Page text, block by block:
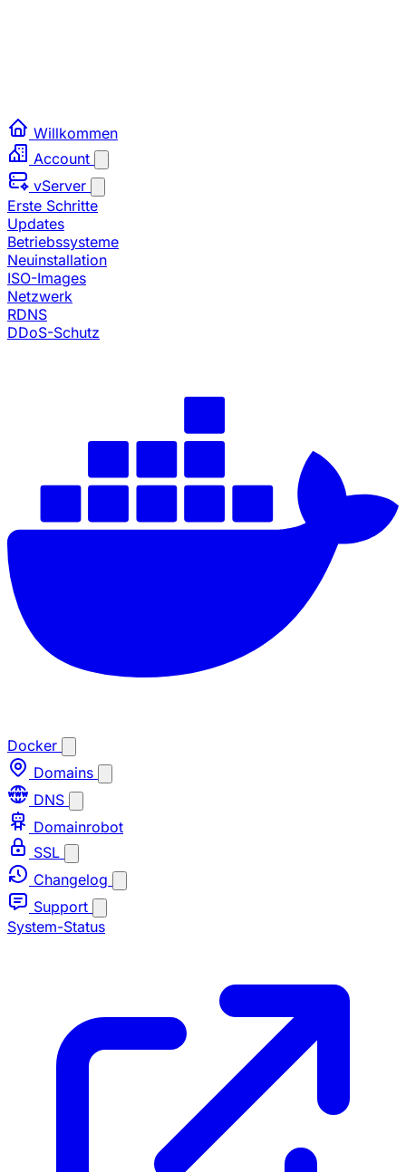
Willkommen
Account
vServer
Erste Schritte
Updates
Betriebssysteme
Neuinstallation
ISO-Images
Netzwerk
RDNS
DDoS-Schutz
Docker
Domains
DNS
Domainrobot
SSL
Changelog
Support
System-Status